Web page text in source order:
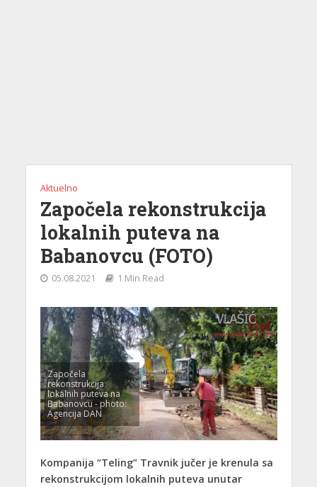
Aktuelno
Započela rekonstrukcija
lokalnih puteva na
Babanovcu (FOTO)
05.08.2021 1 Min Read
Započela
rekonstrukcija
lokalnih puteva na
Babanovcu - photo:
Agencija DAN
Kompanija “Teling” Travnik jučer je krenula sa
rekonstrukcijom lokalnih puteva unutar